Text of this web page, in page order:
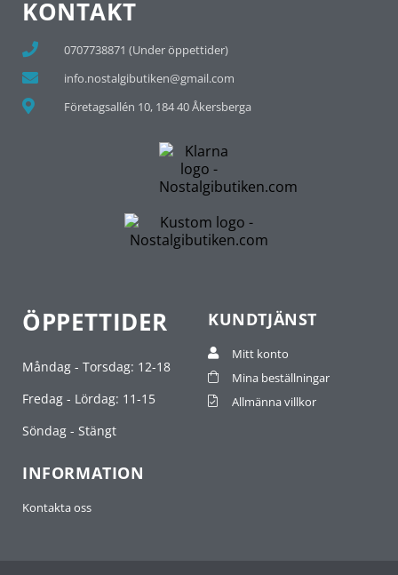
KONTAKT
0707738871 (Under öppettider)
info.nostalgibutiken@gmail.com
Företagsallén 10, 184 40 Åkersberga
ÖPPETTIDER
Måndag - Torsdag: 12-18
Fredag - Lördag: 11-15
Söndag - Stängt
KUNDTJÄNST
Mitt konto
Mina beställningar
Allmänna villkor
INFORMATION
Kontakta oss